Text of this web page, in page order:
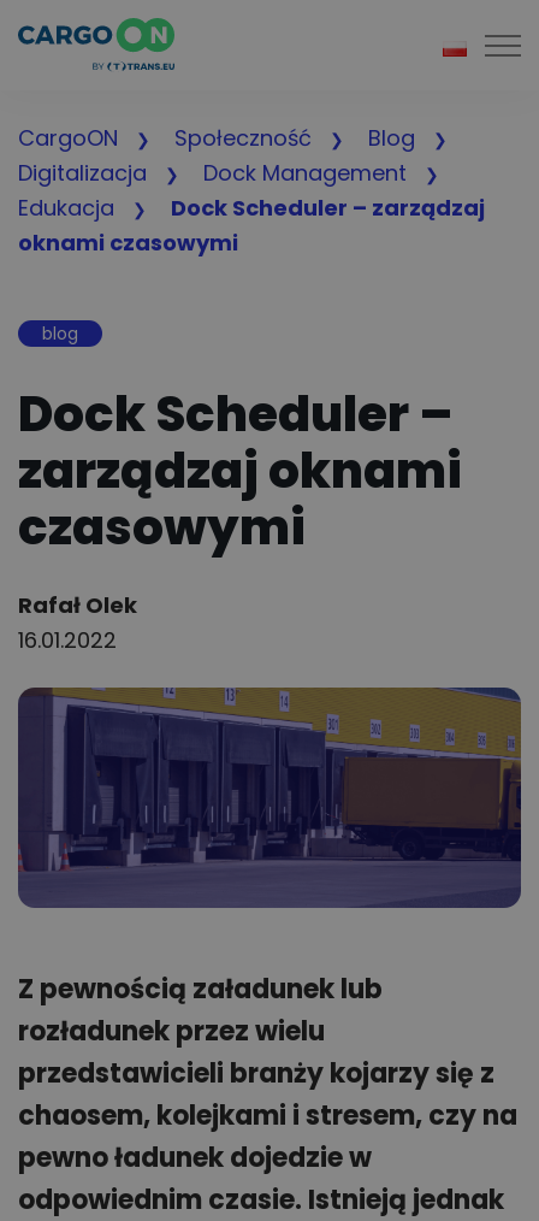
CargoON Społeczność
Blog
Digitalizacja
Dock Management
Edukacja
Dock Scheduler – zarządzaj
oknami czasowymi
blog
Dock Scheduler –
zarządzaj oknami
czasowymi
Author:
Rafał Olek
16.01.2022
Z pewnością załadunek lub
rozładunek przez wielu
przedstawicieli branży kojarzy się z
chaosem, kolejkami i stresem, czy na
pewno ładunek dojedzie w
odpowiednim czasie. Istnieją jednak